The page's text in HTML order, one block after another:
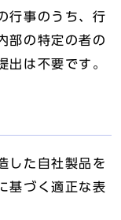
行事のうち、行
部の特定の者の
出は不要です。
した自社製品を
基づく適正な表